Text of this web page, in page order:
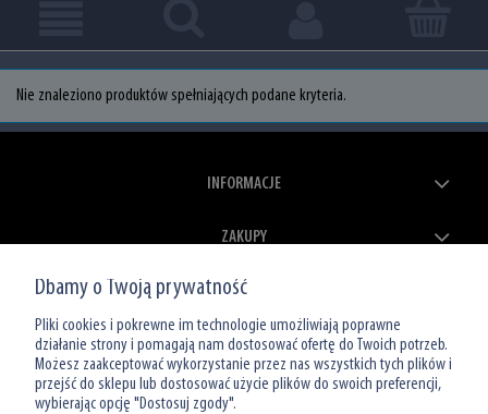
Nie znaleziono produktów spełniających podane kryteria.
INFORMACJE
ZAKUPY
MOJE KONTO
O NAS
Dbamy o Twoją prywatność
Pliki cookies i pokrewne im technologie umożliwiają poprawne
działanie strony i pomagają nam dostosować ofertę do Twoich potrzeb.
Możesz zaakceptować wykorzystanie przez nas wszystkich tych plików i
przejść do sklepu lub dostosować użycie plików do swoich preferencji,
wybierając opcję "Dostosuj zgody".